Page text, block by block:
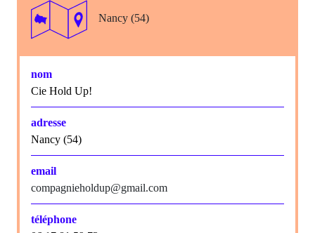
Nancy (54)
nom
Cie Hold Up!
adresse
Nancy (54)
email
compagnieholdup@gmail.com
téléphone